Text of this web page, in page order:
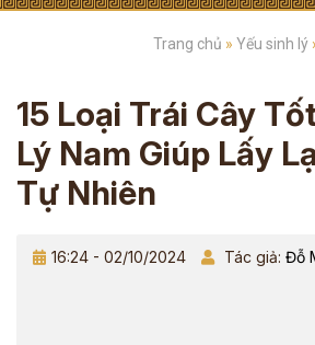
Trang chủ » Yếu sinh lý
15 Loại Trái Cây
Lý Nam Giúp Lấy
Tự Nhiên
16:24 - 02/10/2024 Tác giả: Đỗ